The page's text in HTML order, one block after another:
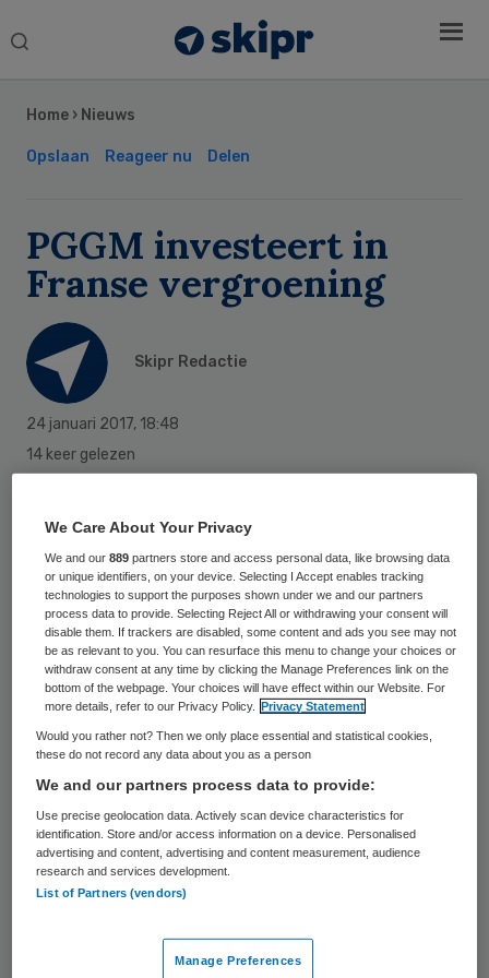
Search
Home › Nieuws
Opslaan Reageer nu Delen
PGGM investeert in
Franse vergroening
Skipr Redactie
24 januari 2017, 18:48
14 keer gelezen
Pensioenbeheerder PGGM heeft 330 miljoen
euro belegd in de zogeheten groene
staatsobligaties die Frankrijk dinsdag heeft
uitgegeven. Met het geld van
Pensioenfonds Zorg en Welzijn wordt de
Franse overheid in staat gesteld om
programma’s die zijn gericht op het
verlagen van CO2-uitstoot en het
vergroten van biodiversiteit in Frankrijk te
financieren.
In totaal heeft Frankrijk nu 7 miljard euro
opgehaald voor dat doel. De lening wordt
over 22 jaar afgelost, waarmee sprake is
van de langstlopende ‘green bond’ die ooit
Sidebar
We Care About Your Privacy
We and our889 partners store and access personal data, like browsing data
or unique identifiers, on your device. Selecting I Accept enables tracking
technologies to support the purposes shown under we and our partners
process data to provide. Selecting Reject All or withdrawing your consent will
disable them. If trackers are disabled, some content and ads you see may not
be as relevant to you. You can resurface this menu to change your choices or
withdraw consent at any time by clicking the Manage Preferences link on the
bottom of the webpage. Your choices will have effect within our Website. For
more details, refer to our Privacy Policy.
Privacy Statement
Would you rather not? Then we only place essential and statistical cookies,
these do not record any data about you as a person
We and our partners process data to provide:
Use precise geolocation data. Actively scan device characteristics for
identification. Store and/or access information on a device. Personalised
advertising and content, advertising and content measurement, audience
research and services development.
List of Partners (vendors)
Manage Preferences